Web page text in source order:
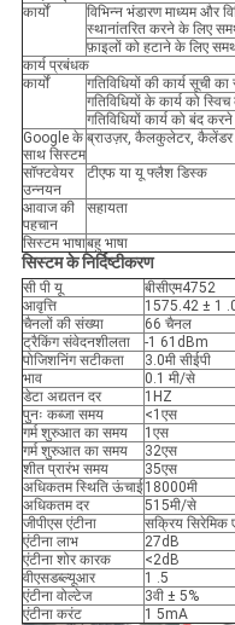
कार्यों
विभिन्न भंडारण माध्यम और
स्थानांतरित करने के लिए
फ़ाइलों को हटाने के लिए
कार्य प्रबंधक
कार्यों
गतिविधियों की कार्य सूची
गतिविधियों के कार्य को
गतिविधियों कार्य को बंद
Google के
साथ सिस्टम
ब्राउज़र, कैलकुलेटर, कैलेंडर
सॉफ्टवेयर
उन्नयन
टीएफ या यू फ्लैश डिस्क
आवाज की
पहचान
सहायता
सिस्टम भाषाबहु भाषा
सिस्टम के निर्दिष्टीकरण
सी पी यू
बीसीएम4752
आवृत्ति
1575.42 ± 1
चैनलों की संख्या
66 चैनल
ट्रैकिंग संवेदनशीलता
-1 61dBm
पोजिशनिंग सटीकता
3.0मी सीईपी
भाव
0.1 मी/से
डेटा अद्यतन दर
1HZ
पुनः कब्जा समय
<1एस
गर्म शुरुआत का समय
1एस
गर्म शुरुआत का समय
32एस
शीत प्रारंभ समय
35एस
अधिकतम स्थिति ऊंचाई18000मी
अधिकतम दर
515मी/से
जीपीएस एंटीना
सक्रिय सिरेमिक
एंटीना लाभ
27dB
एंटीना शोर कारक
<2dB
वीएसडब्ल्यूआर
1 .5
एंटीना वोल्टेज
3वी ± 5%
एंटीना करंट
1 5mA